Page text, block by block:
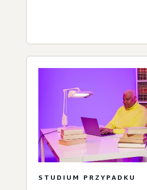
STUDIUM PRZYPADKU